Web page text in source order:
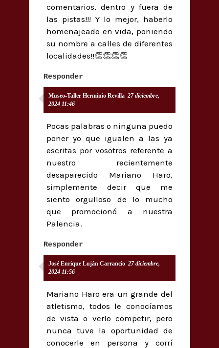
comentarios, dentro y fuera de
las pistas!!! Y lo mejor, haberlo
homenajeado en vida, poniendo
su nombre a calles de diferentes
localidades!!👏👏👏👏
Responder
Museo-Taller Herminio Revilla 27 diciembre,
2024 11:46
Pocas palabras o ninguna puedo
poner yo que igualen a las ya
escritas por vosotros referente a
nuestro recientemente
desaparecido Mariano Haro,
simplemente decir que me
siento orgulloso de lo mucho
que promocionó a nuestra
Palencia.
Responder
José Enrique Luján Carrancio 27 diciembre,
2024 11:56
Mariano Haro era un grande del
atletismo, todos le conocíamos
de vista o verlo competir, pero
nunca tuve la oportunidad de
conocerle en persona y corrí